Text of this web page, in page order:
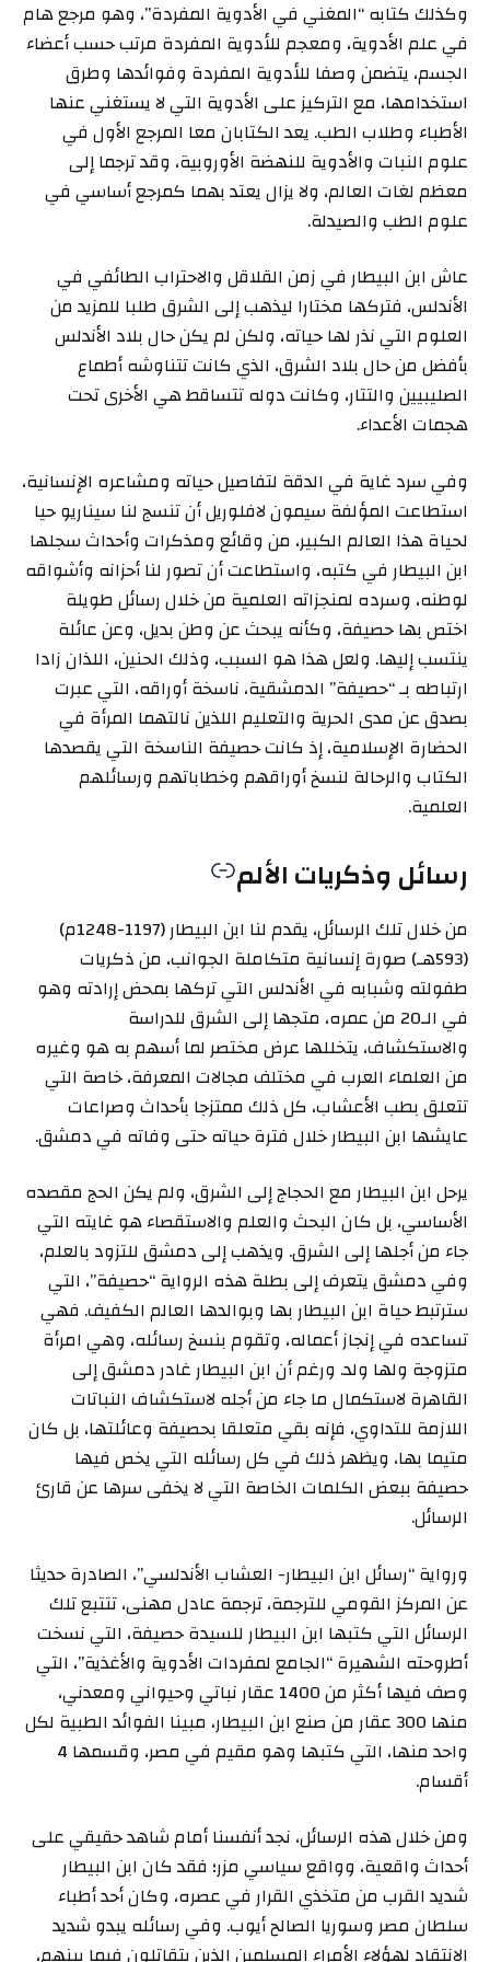
وكذلك كتابه “المغني في الأدوية المفردة”، وهو مرجع هام
في علم الأدوية، ومعجم للأدوية المفردة مرتب حسب أعضاء
الجسم، يتضمن وصفا للأدوية المفردة وفوائدها وطرق
استخدامها، مع التركيز على الأدوية التي لا يستغني عنها
الأطباء وطلاب الطب. يعد الكتابان معا المرجع الأول في
علوم النبات والأدوية للنهضة الأوروبية، وقد ترجما إلى
معظم لغات العالم، ولا يزال يعتد بهما كمرجع أساسي في
علوم الطب والصيدلة.
عاش ابن البيطار في زمن القلاقل والاحتراب الطائفي في
الأندلس، فتركها مختارا ليذهب إلى الشرق طلبا للمزيد من
العلوم التي نذر لها حياته، ولكن لم يكن حال بلاد الأندلس
بأفضل من حال بلاد الشرق، الذي كانت تتناوشه أطماع
الصليبيين والتتار، وكانت دوله تتساقط هي الأخرى تحت
هجمات الأعداء.
وفي سرد غاية في الدقة لتفاصيل حياته ومشاعره الإنسانية،
استطاعت المؤلفة سيمون لافلوريل أن تنسج لنا سيناريو حيا
لحياة هذا العالم الكبير، من وقائع ومذكرات وأحداث سجلها
ابن البيطار في كتبه، واستطاعت أن تصور لنا أحزانه وأشواقه
لوطنه، وسرده لمنجزاته العلمية من خلال رسائل طويلة
اختص بها حصيفة، وكأنه يبحث عن وطن بديل، وعن عائلة
ينتسب إليها. ولعل هذا هو السبب، وذلك الحنين، اللذان زادا
ارتباطه بـ “حصيفة” الدمشقية، ناسخة أوراقه، التي عبرت
بصدق عن مدى الحرية والتعليم اللذين نالتهما المرأة في
الحضارة الإسلامية، إذ كانت حصيفة الناسخة التي يقصدها
الكتاب والرحالة لنسخ أوراقهم وخطاباتهم ورسائلهم
العلمية.
رسائل وذكريات الألم
من خلال تلك الرسائل، يقدم لنا ابن البيطار (1197-1248م)
(593هـ) صورة إنسانية متكاملة الجوانب، من ذكريات
طفولته وشبابه في الأندلس التي تركها بمحض إرادته وهو
في الـ20 من عمره، متجها إلى الشرق للدراسة
والاستكشاف، يتخللها عرض مختصر لما أسهم به هو وغيره
من العلماء العرب في مختلف مجالات المعرفة، خاصة التي
تتعلق بطب الأعشاب، كل ذلك ممتزجا بأحداث وصراعات
عايشها ابن البيطار خلال فترة حياته حتى وفاته في دمشق.
يرحل ابن البيطار مع الحجاج إلى الشرق، ولم يكن الحج مقصده
الأساسي، بل كان البحث والعلم والاستقصاء هو غايته التي
جاء من أجلها إلى الشرق. ويذهب إلى دمشق للتزود بالعلم،
وفي دمشق يتعرف إلى بطلة هذه الرواية “حصيفة”، التي
سترتبط حياة ابن البيطار بها وبوالدها العالم الكفيف. فهي
تساعده في إنجاز أعماله، وتقوم بنسخ رسائله، وهي امرأة
متزوجة ولها ولد. ورغم أن ابن البيطار غادر دمشق إلى
القاهرة لاستكمال ما جاء من أجله لاستكشاف النباتات
اللازمة للتداوي، فإنه بقي متعلقا بحصيفة وعائلتها، بل كان
متيما بها، ويظهر ذلك في كل رسائله التي يخص فيها
حصيفة ببعض الكلمات الخاصة التي لا يخفى سرها عن قارئ
الرسائل.
ورواية “رسائل ابن البيطار- العشاب الأندلسي”، الصادرة حديثا
عن المركز القومي للترجمة، ترجمة عادل مهنى، تتتبع تلك
الرسائل التي كتبها ابن البيطار للسيدة حصيفة، التي نسخت
أطروحته الشهيرة “الجامع لمفردات الأدوية والأغذية”، التي
وصف فيها أكثر من 1400 عقار نباتي وحيواني ومعدني،
منها 300 عقار من صنع ابن البيطار، مبينا الفوائد الطبية لكل
واحد منها، التي كتبها وهو مقيم في مصر، وقسمها 4
أقسام.
ومن خلال هذه الرسائل، نجد أنفسنا أمام شاهد حقيقي على
أحداث واقعية، وواقع سياسي مزر؛ فقد كان ابن البيطار
شديد القرب من متخذي القرار في عصره، وكان أحد أطباء
سلطان مصر وسوريا الصالح أيوب. وفي رسائله يبدو شديد